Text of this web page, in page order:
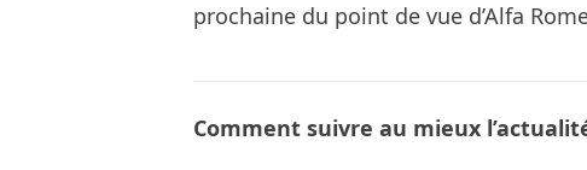
prochaine du point de vue d’Alfa
Comment suivre au mieux